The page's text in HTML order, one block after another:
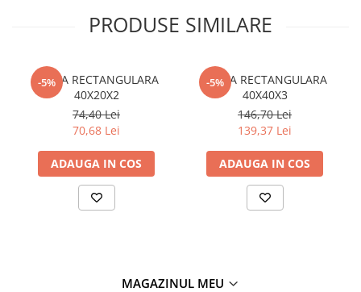
Plasă de armare
Plasă sudată
Policarbonat
Trepte și grătare zincate
PRODUSE SIMILARE
-5%
TEAVA RECTANGULARA
40X20X2
74,40 Lei
70,68 Lei
ADAUGA IN COS
-5%
TEAVA RECTANGULARA
40X40X3
146,70 Lei
139,37 Lei
ADAUGA IN COS
MAGAZINUL MEU